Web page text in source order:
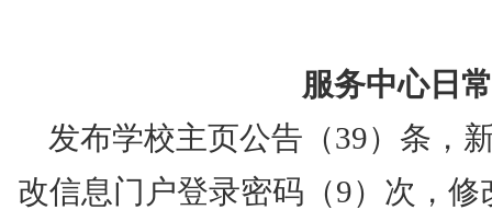
服务中心日
发布学校主页公告（39）条，
改信息门户登录密码（9）次，修